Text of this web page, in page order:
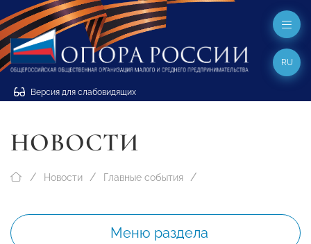
Версия для слабовидящих
RU
НОВОСТИ
Новости Главные события
Меню раздела